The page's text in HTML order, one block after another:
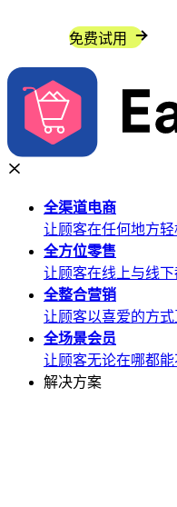
免费试用
全渠道电商
让顾客在任何地方
全方位零售
让顾客在线上与线
全整合营销
让顾客以喜爱的方
全场景会员
让顾客无论在哪都
解决方案